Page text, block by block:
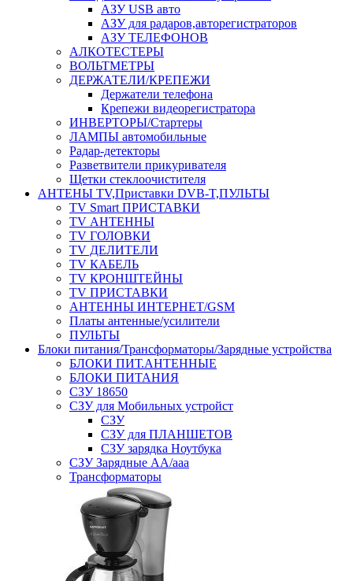
АЗУ USB авто
АЗУ для радаров,авторегистраторов
АЗУ ТЕЛЕФОНОВ
АЛКОТЕСТЕРЫ
ВОЛЬТМЕТРЫ
ДЕРЖАТЕЛИ/КРЕПЕЖИ
Держатели телефона
Крепежи видеорегистратора
ИНВЕРТОРЫ/Стартеры
ЛАМПЫ автомобильные
Радар-детекторы
Разветвители прикуривателя
Щетки стеклоочистителя
АНТЕНЫ ТV,Приставки DVB-T,ПУЛЬТЫ
TV Smart ПРИСТАВКИ
TV АНТЕННЫ
TV ГОЛОВКИ
TV ДЕЛИТЕЛИ
TV КАБЕЛЬ
TV КРОНШТЕЙНЫ
TV ПРИСТАВКИ
АНТЕННЫ ИНТЕРНЕТ/GSM
Платы антенные/усилители
ПУЛЬТЫ
Блоки питания/Трансформаторы/Зарядные устройства
БЛОКИ ПИТ.АНТЕННЫЕ
БЛОКИ ПИТАНИЯ
СЗУ 18650
СЗУ для Мобильных устройст
СЗУ
СЗУ для ПЛАНШЕТОВ
СЗУ зарядка Ноутбука
СЗУ Зарядные АА/ааа
Трансформаторы